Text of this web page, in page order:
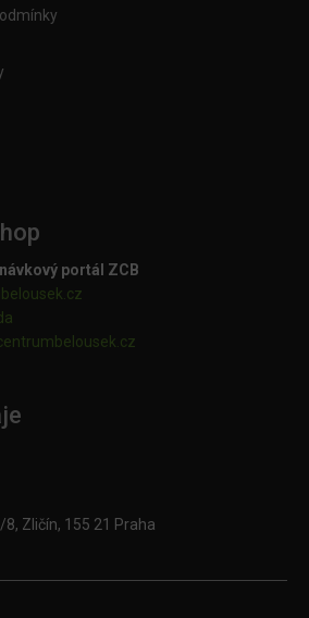
portál ZCB
cz
Zličín, 155 21 Praha